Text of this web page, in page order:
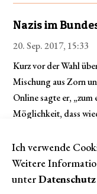
Ich verwende
Weitere
unterDatenschutz
Nazis im
20. Sep. 2017, 15:33
Kurz vor der Wahl
Mischung aus Zorn
Online sagte er, „zum
Möglichkeit, dass
Weiterlesen